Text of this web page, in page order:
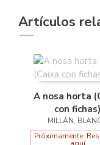
Artículos
A nosa horta
con fichas)
MILLÁN,
Próximamente.
aquí